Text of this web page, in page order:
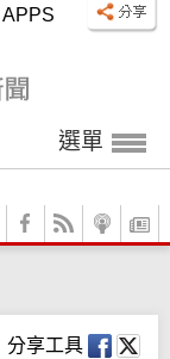
APPS
選單
分享工具